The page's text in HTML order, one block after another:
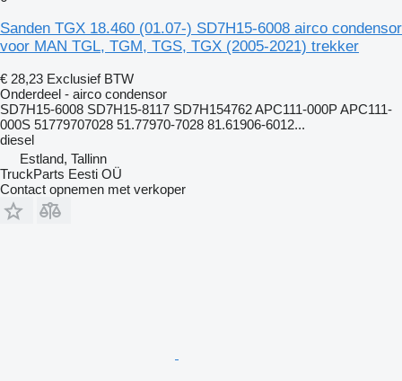
Sanden TGX 18.460 (01.07-) SD7H15-6008 airco condensor
voor MAN TGL, TGM, TGS, TGX (2005-2021) trekker
€ 28,23 Exclusief BTW
Onderdeel - airco condensor
SD7H15-6008 SD7H15-8117 SD7H154762 APC111-000P APC111-
000S 51779707028 51.77970-7028 81.61906-6012...
diesel
Estland, Tallinn
TruckParts Eesti OÜ
Contact opnemen met verkoper